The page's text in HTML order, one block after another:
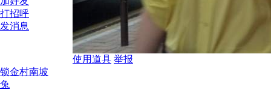
打招呼
发消息
使用道具 举报
锁金村南坡
兔